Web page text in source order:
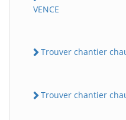
VENCE
Trouver chantier
Trouver chantier